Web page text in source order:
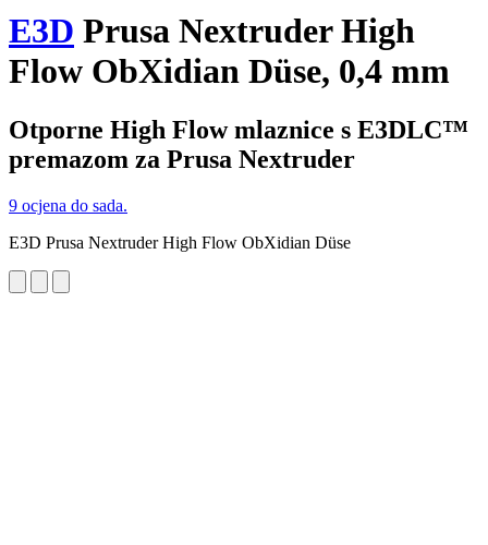
E3D Prusa Nextruder High
Flow ObXidian Düse, 0,4 mm
Otporne High Flow mlaznice s E3DLC™
premazom za Prusa Nextruder
9 ocjena do sada.
E3D Prusa Nextruder High Flow ObXidian Düse